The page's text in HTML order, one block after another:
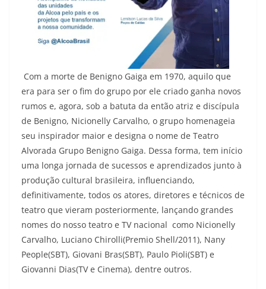
Com a morte de Benigno Gaiga em 1970, aquilo que
era para ser o fim do grupo por ele criado ganha novos
rumos e, agora, sob a batuta da então atriz e discípula
de Benigno, Nicionelly Carvalho, o grupo homenageia
seu inspirador maior e designa o nome de Teatro
Alvorada Grupo Benigno Gaiga. Dessa forma, tem início
uma longa jornada de sucessos e aprendizados junto à
produção cultural brasileira, influenciando,
definitivamente, todos os atores, diretores e técnicos de
teatro que vieram posteriormente, lançando grandes
nomes do nosso teatro e TV nacional como Nicionelly
Carvalho, Luciano Chirolli(Premio Shell/2011), Nany
People(SBT), Giovani Bras(SBT), Paulo Pioli(SBT) e
Giovanni Dias(TV e Cinema), dentre outros.